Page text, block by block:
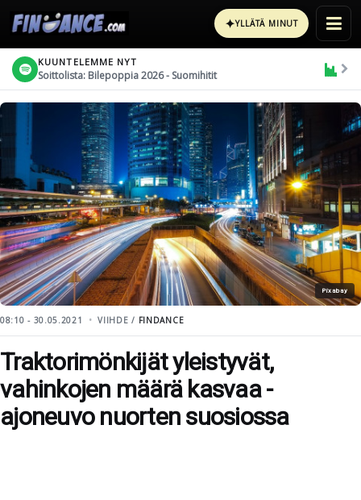
✦YLLÄTÄ MINUT
KUUNTELEMME NYT
Soittolista: Bilepoppia 2026 - Suomihitit
Pixabay
08:10 - 30.05.2021 VIIHDE / FINDANCE
Traktorimönkijät yleistyvät,
vahinkojen määrä kasvaa -
ajoneuvo nuorten suosiossa